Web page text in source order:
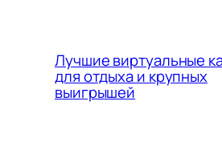
Лучшие виртуальные
для отдыха и крупных
выигрышей